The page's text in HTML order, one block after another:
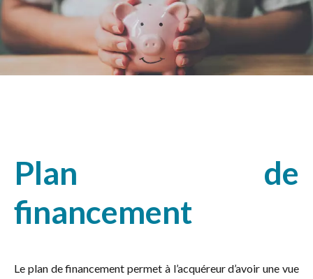
Plan de
financement
Le plan de financement permet à l’acquéreur d’avoir une vue